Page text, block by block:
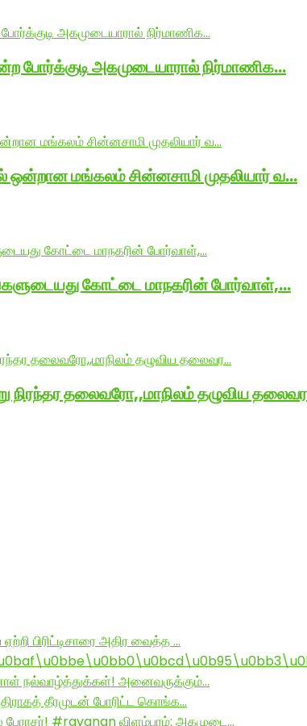
போர்க்குடி அகமுடையாரால் நிர்மாணிக…
ஒன்றான மங்கலம் சின்னசாமி முதலியார் வ…
கோட்டை மாநகரின் போர்வாள்,…
நிரந்தர தலைவரோ,,மாநிலம் தழுவிய
பிரிட்டிசாரை அதிர வைத்த …
நல்வாழ்த்துக்கள்! அனைவருக்கும்…
தீரமுடன் போரிட்ட கொங்க…
#ravanan விளம்பரம்: அகமுடை…